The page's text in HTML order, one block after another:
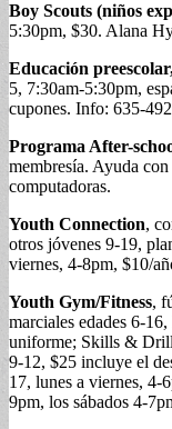
Boy Scouts (niños
5:30pm, $30. Alana
Educación
5, 7:30am-5:30pm,
cupones. Info: 635-
Programa After-
membresía. Ayuda con
computadoras.
Youth Connection,
otros jóvenes 9-19,
viernes, 4-8pm, $10/
Youth Gym/Fitness,
marciales edades 6-
uniforme; Skills &
9-12, $25 incluye el
17, lunes a viernes, 4-
9pm, los sábados 4-